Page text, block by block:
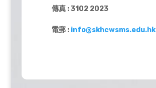
傳真 : 3102 2023
電郵 : info@skhcwsms.edu.hk